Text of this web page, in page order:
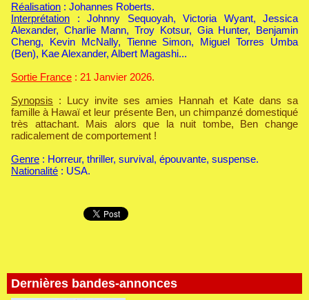
Dernières bandes-annonces
Réalisation : Johannes Roberts.
Interprétation : Johnny Sequoyah, Victoria Wyant, Jessica
Alexander, Charlie Mann, Troy Kotsur, Gia Hunter, Benjamin
Cheng, Kevin McNally, Tienne Simon, Miguel Torres Umba
(Ben), Kae Alexander, Albert Magashi...
Sortie France : 21 Janvier 2026.
Synopsis : Lucy invite ses amies Hannah et Kate dans sa
famille à Hawaï et leur présente Ben, un chimpanzé domestiqué
très attachant. Mais alors que la nuit tombe, Ben change
radicalement de comportement !
Genre : Horreur, thriller, survival, épouvante, suspense.
Nationalité : USA.